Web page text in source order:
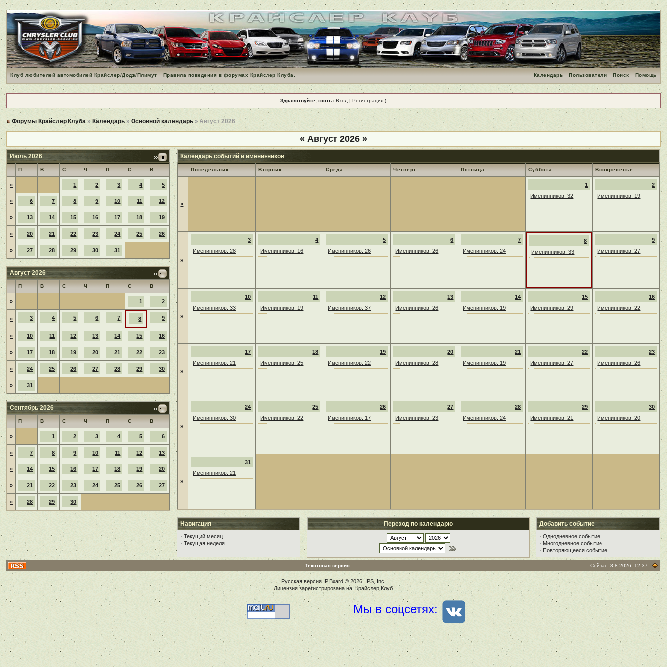
Клуб любителей автомобилей Крайслер/Додж/Плимут Правила поведения в форумах Крайслер Клуба. Помощь
Поиск
Пользователи
Календарь
Здравствуйте, гость (Вход |Регистрация )
Форумы Крайслер Клуба »Календарь »Основной календарь » Август 2026
« Август 2026 »
Июль 2026
П В С Ч П С В
» 1 2 3 4 5
» 6 7 8 9 10 11 12
» 13 14 15 16 17 18 19
» 20 21 22 23 24 25 26
» 27 28 29 30 31
Август 2026
П В С Ч П С В
» 1 2
» 3 4 5 6 7 8 9
» 10 11 12 13 14 15 16
» 17 18 19 20 21 22 23
» 24 25 26 27 28 29 30
» 31
Сентябрь 2026
П В С Ч П С В
» 1 2 3 4 5 6
» 7 8 9 10 11 12 13
» 14 15 16 17 18 19 20
» 21 22 23 24 25 26 27
» 28 29 30
Календарь событий и именинников
Понедельник Вторник Среда Четверг Пятница Суббота Воскресенье
»
1
Именинников: 32
2
Именинников: 19
»
3
Именинников: 28
4
Именинников: 16
5
Именинников: 26
6
Именинников: 26
7
Именинников: 24
8
Именинников: 33
9
Именинников: 27
»
10
Именинников: 33
11
Именинников: 19
12
Именинников: 37
13
Именинников: 26
14
Именинников: 19
15
Именинников: 29
16
Именинников: 22
»
17
Именинников: 21
18
Именинников: 25
19
Именинников: 22
20
Именинников: 28
21
Именинников: 19
22
Именинников: 27
23
Именинников: 26
»
24
Именинников: 30
25
Именинников: 22
26
Именинников: 17
27
Именинников: 23
28
Именинников: 24
29
Именинников: 21
30
Именинников: 20
»
31
Именинников: 21
Навигация
·Текущий месяц
·Текущая неделя
Переход по календарю Добавить событие
·Однодневное событие
· Многодневное событие
· Повторяющееся событие
Текстовая версия Сейчас: 8.8.2026, 12:37
Русская версия IP.Board© 2026 IPS, Inc
Лицензия зарегистрирована на: Крайслер Клуб
Мы в соцсетях: